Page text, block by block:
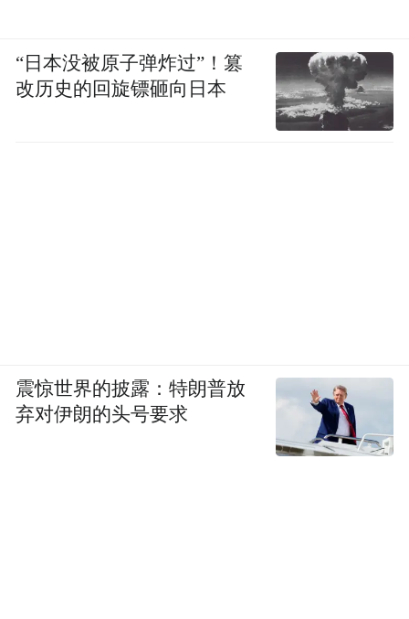
“日本没被原子弹炸过”！篡
改历史的回旋镖砸向日本
震惊世界的披露：特朗普放
弃对伊朗的头号要求